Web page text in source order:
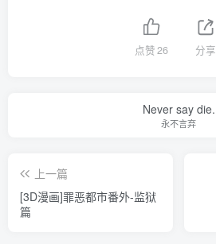
点赞26 分享
Never say die.
永不言弃
上一篇
[3D漫画]罪恶都市番外-监狱
篇